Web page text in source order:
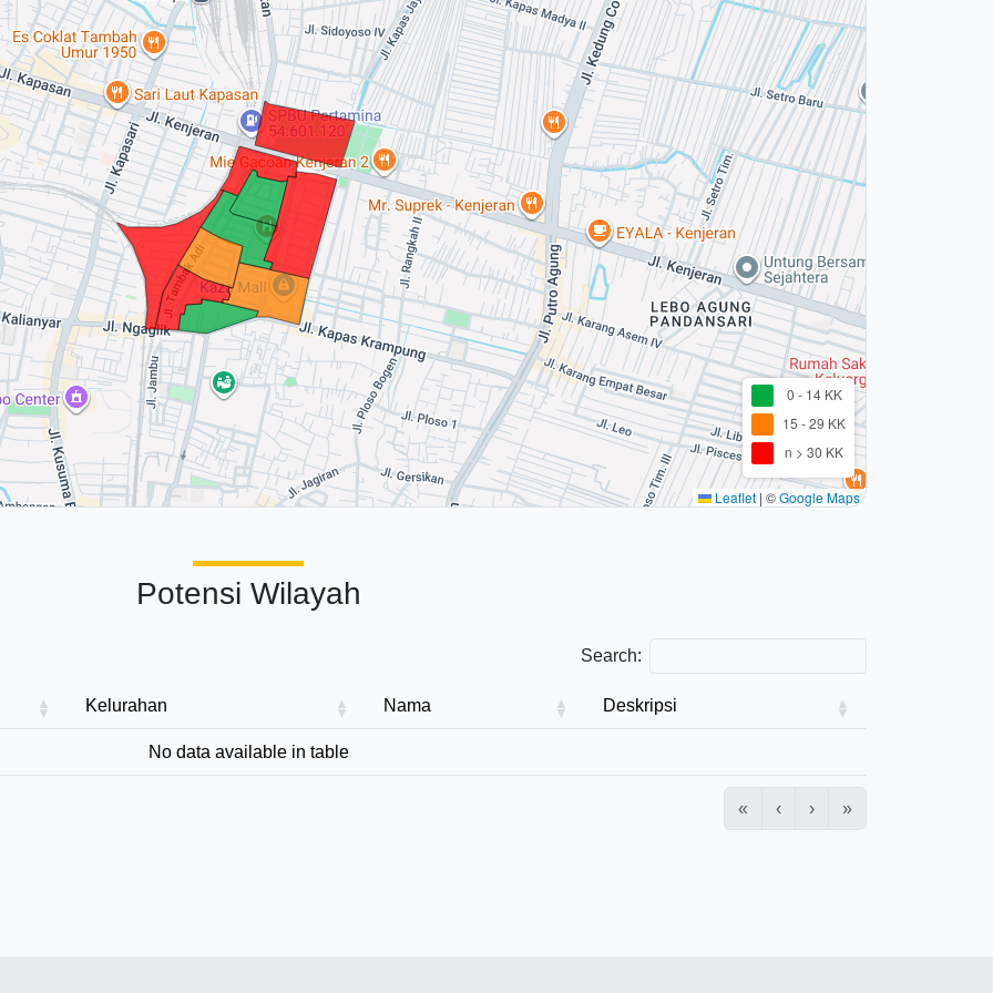
0 - 14 KK
15 - 29 KK
n > 30 KK
Leaflet | ©Google Maps
Potensi Wilayah
Search:
Kelurahan Nama Deskripsi
No data available in table
« ‹ › »